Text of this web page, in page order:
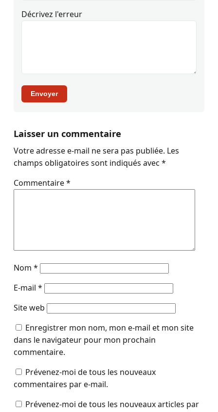
Décrivez l'erreur
Envoyer
Laisser un commentaire
Votre adresse e-mail ne sera pas publiée. Les
champs obligatoires sont indiqués avec *
Commentaire*
Nom *
E-mail *
Site web
Enregistrer mon nom, mon e-mail et mon site
dans le navigateur pour mon prochain
commentaire.
Prévenez-moi de tous les nouveaux
commentaires par e-mail.
Prévenez-moi de tous les nouveaux articles par